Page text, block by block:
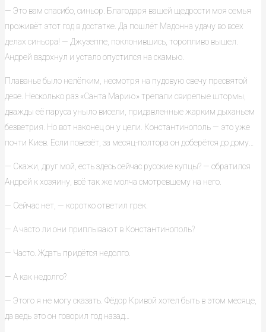
— Это вам спасибо, синьор. Благодаря вашей щедрости моя семья
проживёт этот год в достатке. Да пошлёт Мадонна удачу во всех
делах синьора! — Джузеппе, поклонившись, торопливо вышел.
Андрей вздохнул и устало опустился на скамью.
Плаванье было нелёгким, несмотря на пудовую свечу пресвятой
деве. Несколько раз «Санта Марию» трепали свирепые штормы,
дважды её паруса уныло висели, придавленные жарким дыханьем
безветрия. Но вот наконец он у цели. Константинополь — это уже
почти Киев. Если повезёт, за месяц-полтора он доберётся до дому…
— Скажи, друг мой, есть здесь сейчас русские купцы? — обратился
Андрей к хозяину, всё так же молча смотревшему на него.
— Сейчас нет, — коротко ответил грек.
— А часто ли они приплывают в Константинополь?
— Часто. Ждать придётся недолго.
— А как недолго?
— Этого я не могу сказать. Фёдор Кривой хотел быть в этом месяце,
да ведь это он говорил год назад…